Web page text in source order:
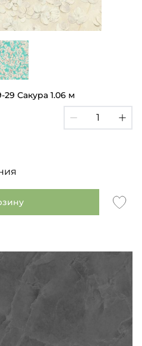
Сакура 1.06 м